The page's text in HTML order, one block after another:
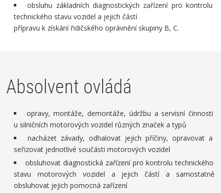
obsluhu základních diagnostických zařízení pro kontrolu
technického stavu vozidel a jejich částí
přípravu k získání řidičského oprávnění skupiny B, C.
Absolvent ovládá
opravy, montáže, demontáže, údržbu a servisní činnosti
u silničních motorových vozidel různých značek a typů
nacházet závady, odhalovat jejich příčiny, opravovat a
seřizovat jednotlivé součásti motorových vozidel
obsluhovat diagnostická zařízení pro kontrolu technického
stavu motorových vozidel a jejich částí a samostatně
obsluhovat jejich pomocná zařízení